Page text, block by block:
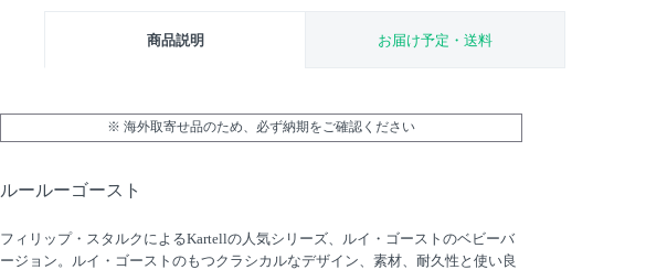
商品説明 お届け予定・送料
※ 海外取寄せ品のため、必ず納期をご確認ください
ルールーゴースト
フィリップ・スタルクによるKartellの人気シリーズ、ルイ・ゴーストのベビーバ
ージョン。ルイ・ゴーストのもつクラシカルなデザイン、素材、耐久性と使い良